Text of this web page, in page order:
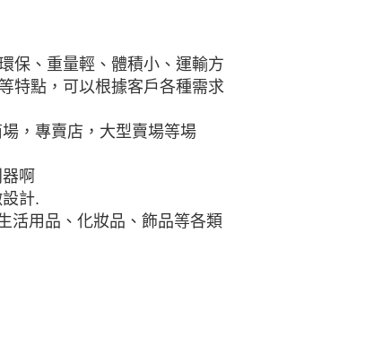
保、重量輕、體積小、運輸方
特點，可以根據客戶各種需求
，專賣店，大型賣場等場
啊
計.
活用品、化妝品、飾品等各類